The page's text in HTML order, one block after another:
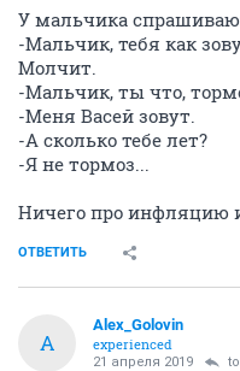
У мальчика
-Мальчик, тебя как
Молчит.
-Мальчик, ты что,
-Меня Васей зовут.
-А сколько тебе лет?
-Я не тормоз...
Ничего про инфляцию
ОТВЕТИТЬ
A
Alex_Golovin
experienced
21 апреля 2019